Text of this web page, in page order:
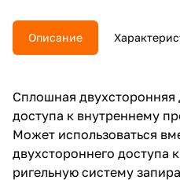
Описание
Сплошная двухсторонняя
доступа к внутреннему
Может использоваться
двухстороннего доступа
ригельную систему